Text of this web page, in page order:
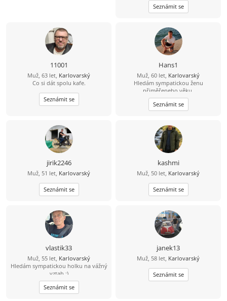
Seznámit se
11001
Muž, 63 let, Karlovarský
Co si dát spolu kafe.
Seznámit se
Hans1
Muž, 60 let, Karlovarský
Hledám sympatickou ženu
přiměřeneho věku.
Seznámit se
jirik2246
Muž, 51 let, Karlovarský
Seznámit se
kashmi
Muž, 50 let, Karlovarský
Seznámit se
vlastik33
Muž, 55 let, Karlovarský
Hledám sympatickou holku na vážný
vztah :)
Seznámit se
janek13
Muž, 58 let, Karlovarský
Seznámit se